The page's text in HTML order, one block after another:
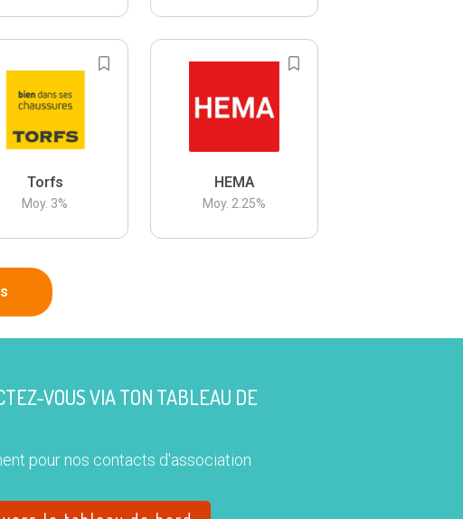
Torfs
Moy. 3%
HEMA
Moy. 2.25%
VOUS VIA TON TABLEAU DE
pour nos contacts d'association